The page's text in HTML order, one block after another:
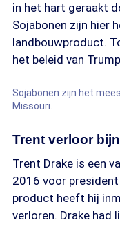
in het hart geraakt
Sojabonen zijn hier
landbouwproduct.
het beleid van
Sojabonen zijn het
Missouri.
Trent verloor
Trent Drake is een
2016 voor
product heeft hij
verloren. Drake